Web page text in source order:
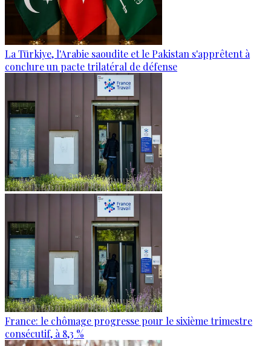
La Türkiye, l'Arabie saoudite et le Pakistan s'apprêtent à
conclure un pacte trilatéral de défense
France: le chômage progresse pour le sixième trimestre
consécutif, à 8,3 %